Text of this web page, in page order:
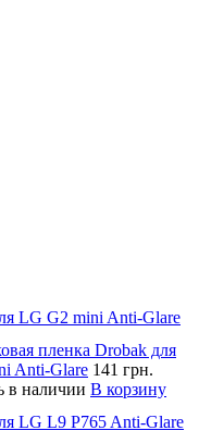
LG G2 mini Anti-Glare
пленка Drobak для
Anti-Glare 141 грн.
в наличии В корзину
LG L9 P765 Anti-Glare